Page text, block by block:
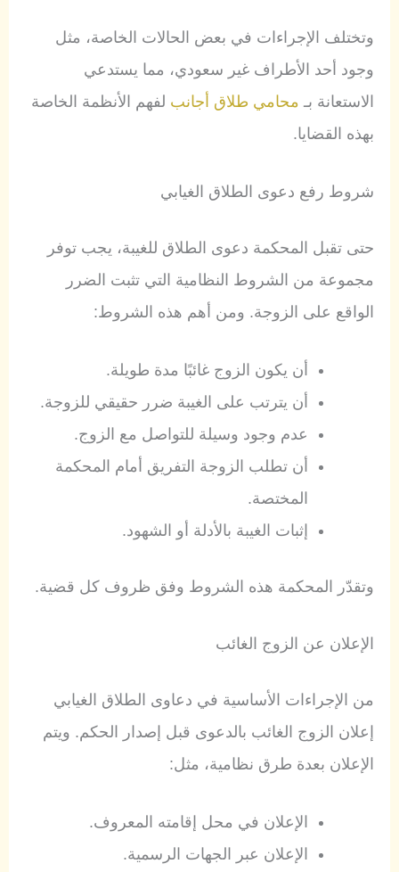
وتختلف الإجراءات في بعض الحالات الخاصة، مثل
وجود أحد الأطراف غير سعودي، مما يستدعي
الاستعانة بـ محامي طلاق أجانب لفهم الأنظمة الخاصة
بهذه القضايا.
شروط رفع دعوى الطلاق الغيابي
حتى تقبل المحكمة دعوى الطلاق للغيبة، يجب توفر
مجموعة من الشروط النظامية التي تثبت الضرر
الواقع على الزوجة. ومن أهم هذه الشروط:
أن يكون الزوج غائبًا مدة طويلة.
أن يترتب على الغيبة ضرر حقيقي للزوجة.
عدم وجود وسيلة للتواصل مع الزوج.
أن تطلب الزوجة التفريق أمام المحكمة
المختصة.
إثبات الغيبة بالأدلة أو الشهود.
وتقدّر المحكمة هذه الشروط وفق ظروف كل قضية.
الإعلان عن الزوج الغائب
من الإجراءات الأساسية في دعاوى الطلاق الغيابي
إعلان الزوج الغائب بالدعوى قبل إصدار الحكم. ويتم
الإعلان بعدة طرق نظامية، مثل:
الإعلان في محل إقامته المعروف.
الإعلان عبر الجهات الرسمية.